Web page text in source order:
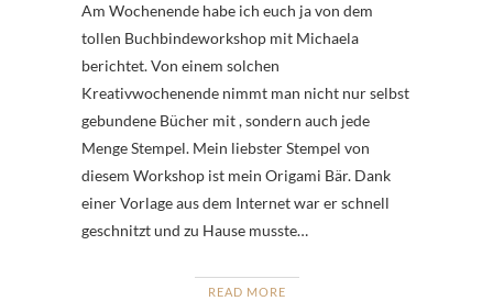
Am Wochenende habe ich euch ja von dem
tollen Buchbindeworkshop mit Michaela
berichtet. Von einem solchen
Kreativwochenende nimmt man nicht nur selbst
gebundene Bücher mit , sondern auch jede
Menge Stempel. Mein liebster Stempel von
diesem Workshop ist mein Origami Bär. Dank
einer Vorlage aus dem Internet war er schnell
geschnitzt und zu Hause musste…
READ MORE